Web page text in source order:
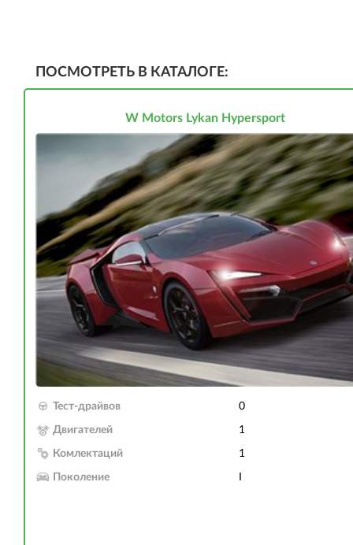
ПОСМОТРЕТЬ В КАТАЛОГЕ:
W Motors Lykan Hypersport
Тест-драйвов 0
Двигателей 1
Комлектаций 1
Поколение